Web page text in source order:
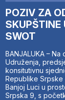
POZIV ZA
SKUPŠTINE
SWOT
BANJALUKA – Na
Udruženja,
konsitutivnu
Republike
Banjoj Luci u
Srpska 9, s